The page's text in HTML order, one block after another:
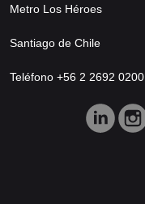
Metro Los Héroes
Santiago de Chile
Teléfono +56 2 2692 0200